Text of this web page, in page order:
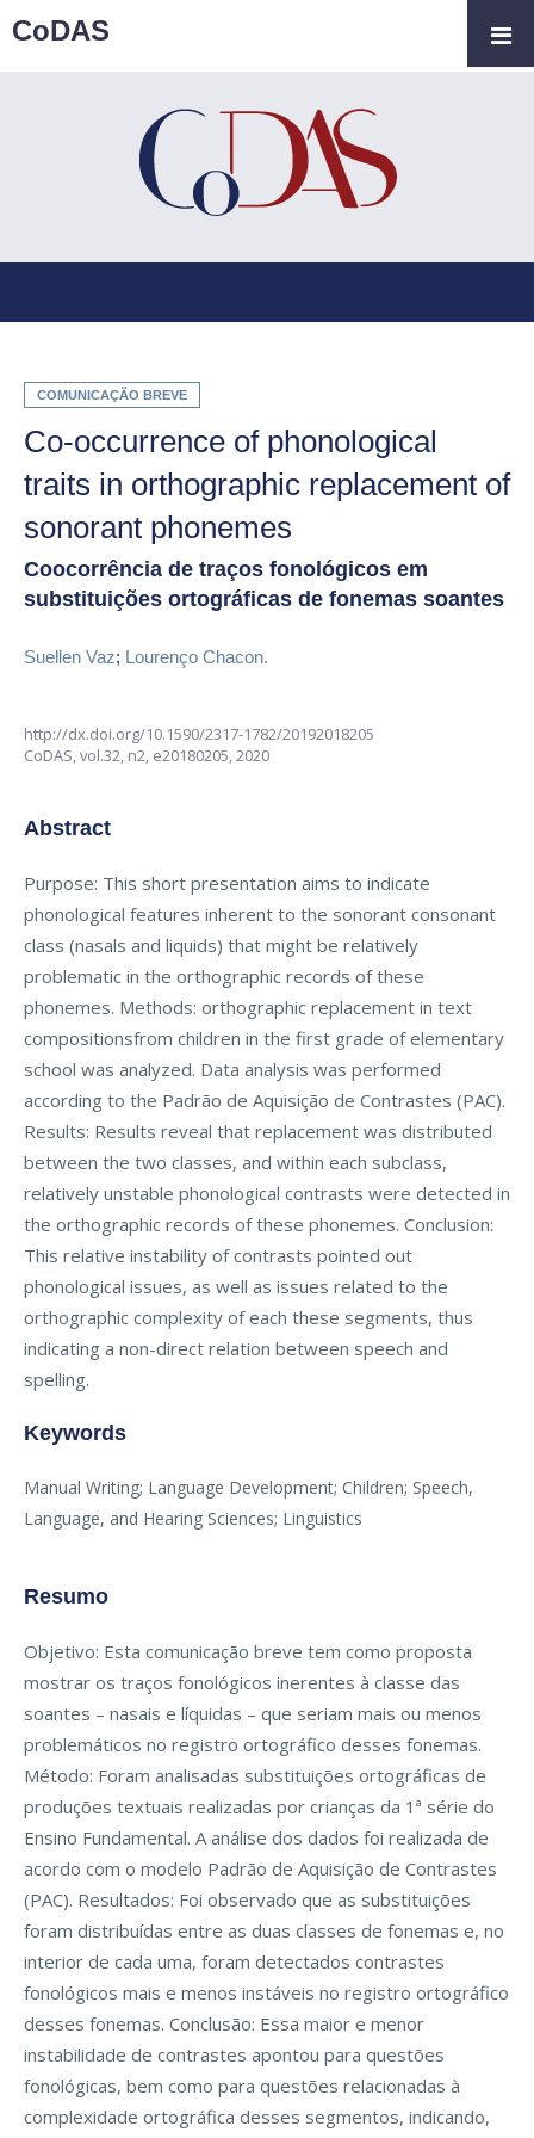
COMUNICAÇÃO BREVE
Co-occurrence of phonological
traits in orthographic replacement of
sonorant phonemes
Coocorrência de traços fonológicos em
substituições ortográficas de fonemas soantes
Suellen Vaz; Lourenço Chacon.
http://dx.doi.org/10.1590/2317-1782/20192018205
CoDAS,vol.32, n2, e20180205, 2020
Abstract
Purpose: This short presentation aims to indicate
phonological features inherent to the sonorant consonant
class (nasals and liquids) that might be relatively
problematic in the orthographic records of these
phonemes. Methods: orthographic replacement in text
compositionsfrom children in the first grade of elementary
school was analyzed. Data analysis was performed
according to the Padrão de Aquisição de Contrastes (PAC).
Results: Results reveal that replacement was distributed
between the two classes, and within each subclass,
relatively unstable phonological contrasts were detected in
the orthographic records of these phonemes. Conclusion:
This relative instability of contrasts pointed out
phonological issues, as well as issues related to the
orthographic complexity of each these segments, thus
indicating a non-direct relation between speech and
spelling.
Keywords
Manual Writing; Language Development; Children; Speech,
Language, and Hearing Sciences; Linguistics
Resumo
Objetivo: Esta comunicação breve tem como proposta
mostrar os traços fonológicos inerentes à classe das
soantes – nasais e líquidas – que seriam mais ou menos
problemáticos no registro ortográfico desses fonemas.
Método: Foram analisadas substituições ortográficas de
produções textuais realizadas por crianças da 1ª série do
Ensino Fundamental. A análise dos dados foi realizada de
acordo com o modelo Padrão de Aquisição de Contrastes
(PAC). Resultados: Foi observado que as substituições
foram distribuídas entre as duas classes de fonemas e, no
interior de cada uma, foram detectados contrastes
fonológicos mais e menos instáveis no registro ortográfico
desses fonemas. Conclusão: Essa maior e menor
instabilidade de contrastes apontou para questões
fonológicas, bem como para questões relacionadas à
complexidade ortográfica desses segmentos, indicando,
CoDAS